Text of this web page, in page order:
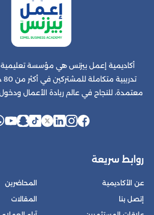
أكاديمية إعمل بيزنس هي مؤسسة تعليمية
معتمدة، للنجاح في عالم ريادة الأعمال
روابط سريعة
عن الأكاديمية
إتصل بنا
المحاضرين
المقالات